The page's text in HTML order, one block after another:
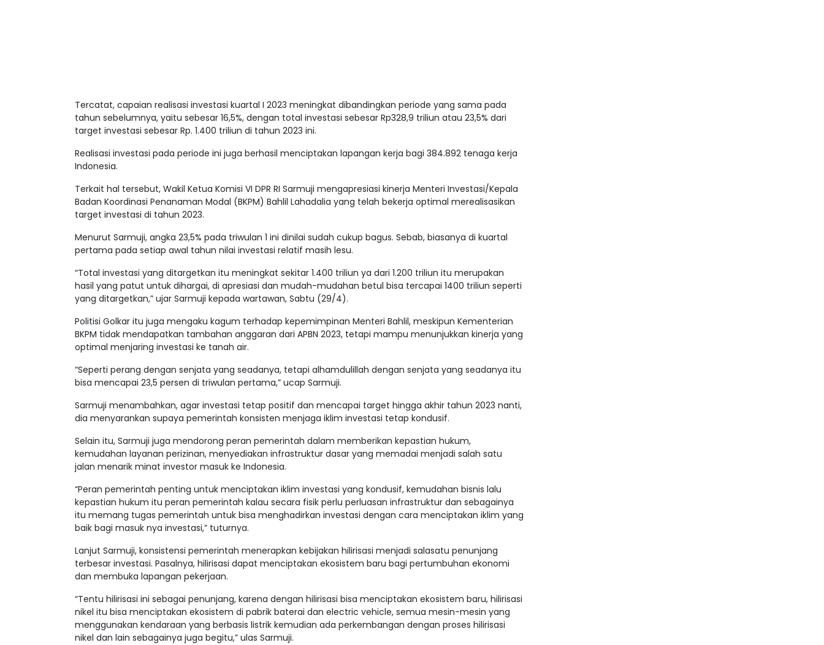
Tercatat, capaian realisasi investasi kuartal I 2023 meningkat dibandingkan periode yang sama pada
tahun sebelumnya, yaitu sebesar 16,5%, dengan total investasi sebesar Rp328,9 triliun atau 23,5% dari
target investasi sebesar Rp. 1.400 triliun di tahun 2023 ini.
Realisasi investasi pada periode ini juga berhasil menciptakan lapangan kerja bagi 384.892 tenaga kerja
Indonesia.
Terkait hal tersebut, Wakil Ketua Komisi VI DPR RI Sarmuji mengapresiasi kinerja Menteri Investasi/Kepala
Badan Koordinasi Penanaman Modal (BKPM) Bahlil Lahadalia yang telah bekerja optimal merealisasikan
target investasi di tahun 2023.
Menurut Sarmuji, angka 23,5% pada triwulan 1 ini dinilai sudah cukup bagus. Sebab, biasanya di kuartal
pertama pada setiap awal tahun nilai investasi relatif masih lesu.
“Total investasi yang ditargetkan itu meningkat sekitar 1.400 triliun ya dari 1.200 triliun itu merupakan
hasil yang patut untuk dihargai, di apresiasi dan mudah-mudahan betul bisa tercapai 1400 triliun seperti
yang ditargetkan,” ujar Sarmuji kepada wartawan, Sabtu (29/4).
Politisi Golkar itu juga mengaku kagum terhadap kepemimpinan Menteri Bahlil, meskipun Kementerian
BKPM tidak mendapatkan tambahan anggaran dari APBN 2023, tetapi mampu menunjukkan kinerja yang
optimal menjaring investasi ke tanah air.
“Seperti perang dengan senjata yang seadanya, tetapi alhamdulillah dengan senjata yang seadanya itu
bisa mencapai 23,5 persen di triwulan pertama,” ucap Sarmuji.
Sarmuji menambahkan, agar investasi tetap positif dan mencapai target hingga akhir tahun 2023 nanti,
dia menyarankan supaya pemerintah konsisten menjaga iklim investasi tetap kondusif.
Selain itu, Sarmuji juga mendorong peran pemerintah dalam memberikan kepastian hukum,
kemudahan layanan perizinan, menyediakan infrastruktur dasar yang memadai menjadi salah satu
jalan menarik minat investor masuk ke Indonesia.
“Peran pemerintah penting untuk menciptakan iklim investasi yang kondusif, kemudahan bisnis lalu
kepastian hukum itu peran pemerintah kalau secara fisik perlu perluasan infrastruktur dan sebagainya
itu memang tugas pemerintah untuk bisa menghadirkan investasi dengan cara menciptakan iklim yang
baik bagi masuk nya investasi,” tuturnya.
Lanjut Sarmuji, konsistensi pemerintah menerapkan kebijakan hilirisasi menjadi salasatu penunjang
terbesar investasi. Pasalnya, hilirisasi dapat menciptakan ekosistem baru bagi pertumbuhan ekonomi
dan membuka lapangan pekerjaan.
“Tentu hilirisasi ini sebagai penunjang, karena dengan hilirisasi bisa menciptakan ekosistem baru, hilirisasi
nikel itu bisa menciptakan ekosistem di pabrik baterai dan electric vehicle, semua mesin-mesin yang
menggunakan kendaraan yang berbasis listrik kemudian ada perkembangan dengan proses hilirisasi
nikel dan lain sebagainya juga begitu,” ulas Sarmuji.